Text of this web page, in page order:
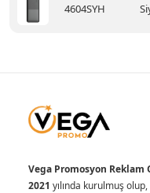
4604SYH
Vega Promosyon Reklam
2021 yılında kurulmuş